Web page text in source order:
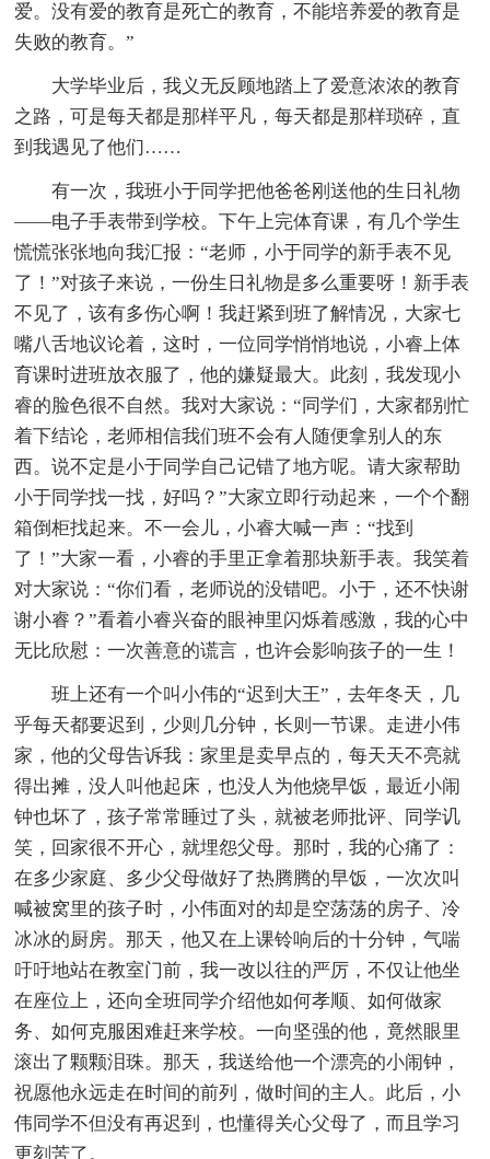
爱。没有爱的教育是死亡的教育，不能培养爱的教育是
失败的教育。”
大学毕业后，我义无反顾地踏上了爱意浓浓的教育
之路，可是每天都是那样平凡，每天都是那样琐碎，直
到我遇见了他们……
有一次，我班小于同学把他爸爸刚送他的生日礼物
——电子手表带到学校。下午上完体育课，有几个学生
慌慌张张地向我汇报：“老师，小于同学的新手表不见
了！”对孩子来说，一份生日礼物是多么重要呀！新手表
不见了，该有多伤心啊！我赶紧到班了解情况，大家七
嘴八舌地议论着，这时，一位同学悄悄地说，小睿上体
育课时进班放衣服了，他的嫌疑最大。此刻，我发现小
睿的脸色很不自然。我对大家说：“同学们，大家都别忙
着下结论，老师相信我们班不会有人随便拿别人的东
西。说不定是小于同学自己记错了地方呢。请大家帮助
小于同学找一找，好吗？”大家立即行动起来，一个个翻
箱倒柜找起来。不一会儿，小睿大喊一声：“找到
了！”大家一看，小睿的手里正拿着那块新手表。我笑着
对大家说：“你们看，老师说的没错吧。小于，还不快谢
谢小睿？”看着小睿兴奋的眼神里闪烁着感激，我的心中
无比欣慰：一次善意的谎言，也许会影响孩子的一生！
班上还有一个叫小伟的“迟到大王”，去年冬天，几
乎每天都要迟到，少则几分钟，长则一节课。走进小伟
家，他的父母告诉我：家里是卖早点的，每天天不亮就
得出摊，没人叫他起床，也没人为他烧早饭，最近小闹
钟也坏了，孩子常常睡过了头，就被老师批评、同学讥
笑，回家很不开心，就埋怨父母。那时，我的心痛了：
在多少家庭、多少父母做好了热腾腾的早饭，一次次叫
喊被窝里的孩子时，小伟面对的却是空荡荡的房子、冷
冰冰的厨房。那天，他又在上课铃响后的十分钟，气喘
吁吁地站在教室门前，我一改以往的严厉，不仅让他坐
在座位上，还向全班同学介绍他如何孝顺、如何做家
务、如何克服困难赶来学校。一向坚强的他，竟然眼里
滚出了颗颗泪珠。那天，我送给他一个漂亮的小闹钟，
祝愿他永远走在时间的前列，做时间的主人。此后，小
伟同学不但没有再迟到，也懂得关心父母了，而且学习
更刻苦了。